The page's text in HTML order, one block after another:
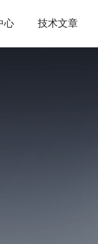
心 技术文章